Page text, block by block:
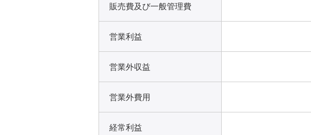
販売費及び一般管理費
営業利益
営業外収益
営業外費用
経常利益